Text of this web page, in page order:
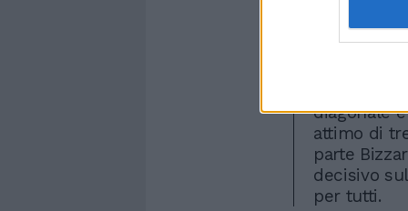
carta Di
con
Poco
Natale
diagonale
attimo di
parte
decisivo
per tutti.